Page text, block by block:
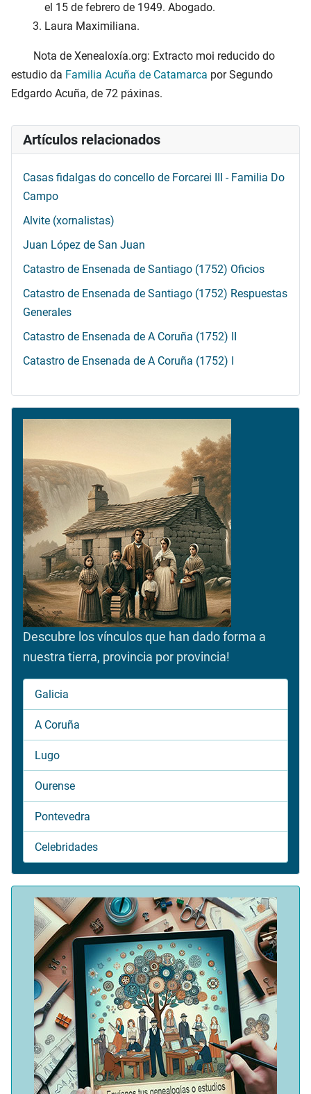
el 15 de febrero de 1949. Abogado.
Laura Maximiliana.
Nota de Xenealoxía.org: Extracto moi reducido do
estudio da Familia Acuña de Catamarca por Segundo
Edgardo Acuña, de 72 páxinas.
Artículos relacionados
Casas fidalgas do concello de Forcarei III - Familia Do
Campo
Alvite (xornalistas)
Juan López de San Juan
Catastro de Ensenada de Santiago (1752) Oficios
Catastro de Ensenada de Santiago (1752) Respuestas
Generales
Catastro de Ensenada de A Coruña (1752) II
Catastro de Ensenada de A Coruña (1752) I
Descubre los vínculos que han dado forma a
nuestra tierra, provincia por provincia!
Galicia
A Coruña
Lugo
Ourense
Pontevedra
Celebridades